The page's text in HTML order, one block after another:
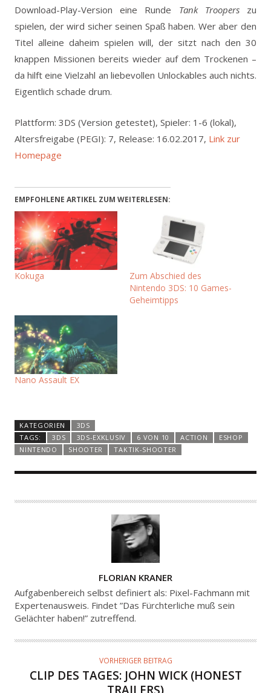
Download-Play-Version eine Runde Tank Trooperszu
spielen, der wird sicher seinen Spaß haben. Wer aber den
Titel alleine daheim spielen will, der sitzt nach den 30
knappen Missionen bereits wieder auf dem Trockenen –
da hilft eine Vielzahl an liebevollen Unlockables auch nichts.
Eigentlich schade drum.
Plattform: 3DS (Version getestet), Spieler: 1-6 (lokal),
Altersfreigabe (PEGI): 7, Release: 16.02.2017, Link zur
Homepage
EMPFOHLENE ARTIKEL ZUM WEITERLESEN:
Kokuga
Zum Abschied des
Nintendo 3DS: 10 Games-
Geheimtipps
Nano Assault EX
KATEGORIEN
3DS
TAGS:
3DS 3DS-EXKLUSIV 6 VON 10 ACTION
ESHOP
NINTENDO
SHOOTER TAKTIK-SHOOTER
U
T
O
FLORIAN KRANER
Aufgabenbereich selbst definiert als: Pixel-Fachmann mit
Expertenausweis. Findet ”Das Fürchterliche muß sein
Gelächter haben!” zutreffend.
VORHERIGER BEITRAG
CLIP DES TAGES: JOHN WICK (HONEST
TRAILERS)